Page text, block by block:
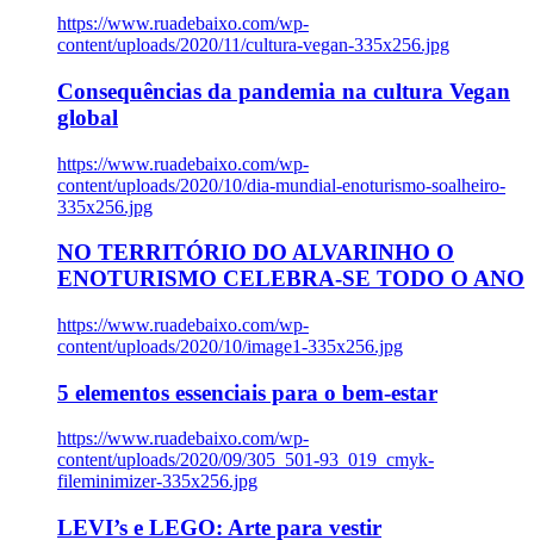
https://www.ruadebaixo.com/wp-
content/uploads/2020/11/cultura-vegan-335x256.jpg
Consequências da pandemia na cultura Vegan
global
https://www.ruadebaixo.com/wp-
content/uploads/2020/10/dia-mundial-enoturismo-soalheiro-
335x256.jpg
NO TERRITÓRIO DO ALVARINHO O
ENOTURISMO CELEBRA-SE TODO O ANO
https://www.ruadebaixo.com/wp-
content/uploads/2020/10/image1-335x256.jpg
5 elementos essenciais para o bem-estar
https://www.ruadebaixo.com/wp-
content/uploads/2020/09/305_501-93_019_cmyk-
fileminimizer-335x256.jpg
LEVI’s e LEGO: Arte para vestir